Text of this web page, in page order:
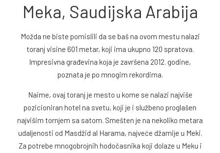
Meka, Saudijska Arabija
Možda ne biste pomislili da se baš na ovom mestu nalazi
toranj visine 601 metar, koji ima ukupno 120 spratova.
Impresivna građevina koja je završena 2012. godine,
poznata je po mnogim rekordima.
Naime, ovaj toranj je mesto u kome se nalazi najviše
pozicioniran hotel na svetu, koji je i službeno proglašen
najvišim tornjem sa satom. Smešten je na nekoliko metara
udaljenosti od Masdžid al Harama, najveće džamije u Meki.
Za potrebe mnogobrojnih hodočasnika koji dolaze u Meku i